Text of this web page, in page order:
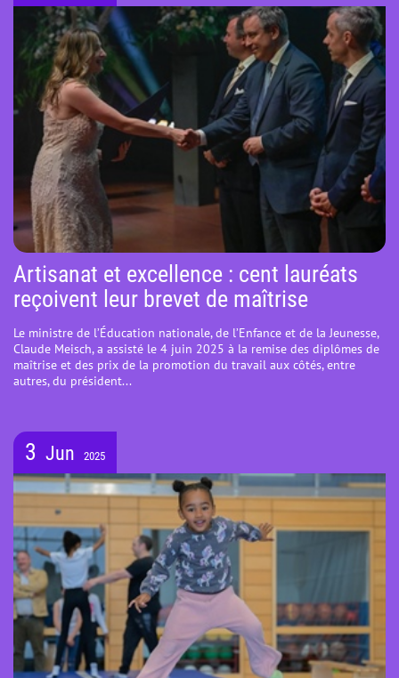
Artisanat et excellence : cent lauréats
reçoivent leur brevet de maîtrise
Le ministre de l’Éducation nationale, de l’Enfance et de la Jeunesse,
Claude Meisch, a assisté le 4 juin 2025 à la remise des diplômes de
maîtrise et des prix de la promotion du travail aux côtés, entre
autres, du président...
3 Jun 2025